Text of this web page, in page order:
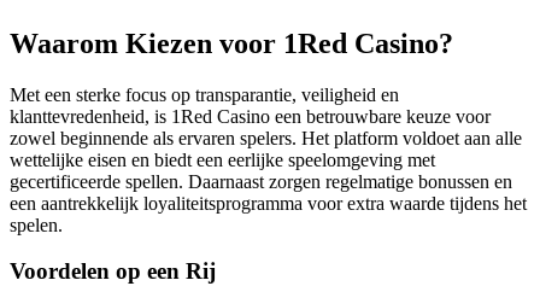
Waarom Kiezen voor 1Red Casino?
Met een sterke focus op transparantie, veiligheid en
klanttevredenheid, is 1Red Casino een betrouwbare keuze voor
zowel beginnende als ervaren spelers. Het platform voldoet aan alle
wettelijke eisen en biedt een eerlijke speelomgeving met
gecertificeerde spellen. Daarnaast zorgen regelmatige bonussen en
een aantrekkelijk loyaliteitsprogramma voor extra waarde tijdens het
spelen.
Voordelen op een Rij